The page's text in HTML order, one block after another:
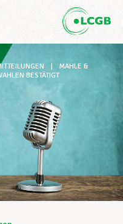
MAHLE &
BESTÄTIGT